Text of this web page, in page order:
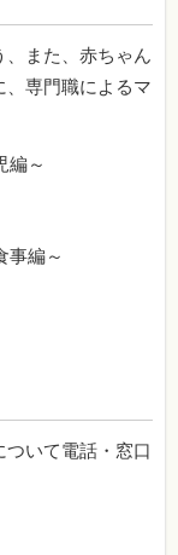
、また、赤ちゃん
、専門職によるマ
編～
事編～
いて電話・窓口